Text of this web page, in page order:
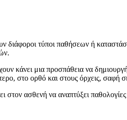
διάφοροι τύποι παθήσεων ή
κάνει μια προσπάθεια να
στο ορθό και στους όρχεις, σαφή
ασθενή να αναπτύξει